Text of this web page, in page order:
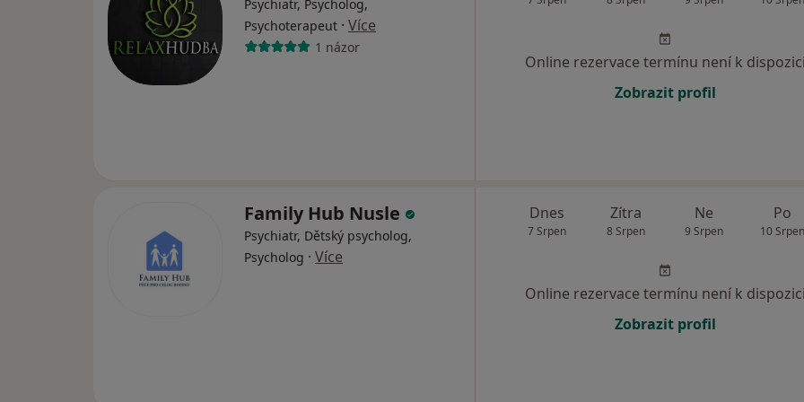
Psychiatr, Psycholog,
Psychoterapeut · Více
1 názor
Online rezervace termínu není k dispozici
Zobrazit profil
Family Hub Nusle
Psychiatr, Dětský psycholog,
Psycholog · Více
Dnes
7 Srpen
Zítra
8 Srpen
Ne
9 Srpen
Po
10 Srpen
Online rezervace termínu není k dispozici
Zobrazit profil